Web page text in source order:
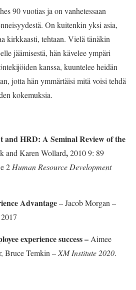
90 vuotias ja on vanhetessaan
On kuitenkin yksi asia,
kirkkaasti, tehtaan. Vielä tänäkin
jäämisestä, hän kävelee ympäri
kanssa, kuuntelee heidän
jotta hän ymmärtäisi mitä voisi tehdä
kokemuksia.
and HRD: A Seminal Review of the
and Karen Wollard,2010 9: 89
2 Human Resource Development
Advantage– Jacob Morgan –
experience success – Aimee
Bruce Temkin – XM Institute 2020.